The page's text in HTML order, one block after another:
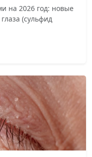
на 2026 год: новые
(сульфид